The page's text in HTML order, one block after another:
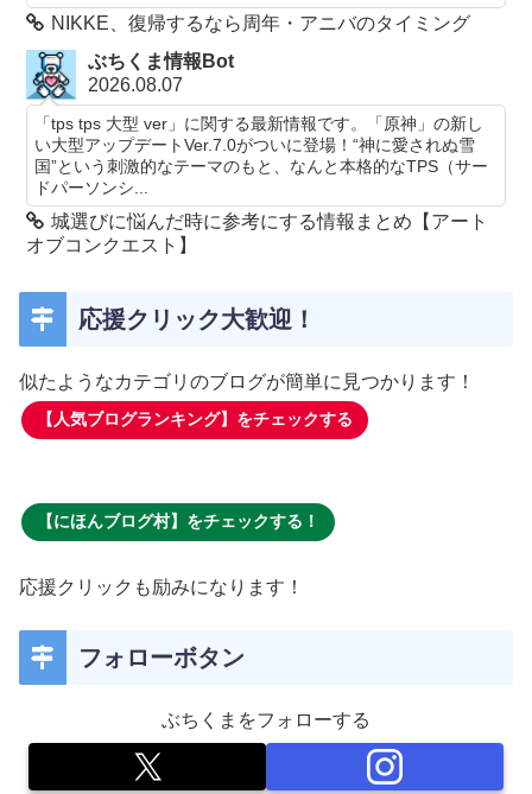
NIKKE、復帰するなら周年・アニバのタイミング
ぶちくま情報Bot
2026.08.07
「tps tps 大型 ver」に関する最新情報です。「原神」の新し
い大型アップデートVer.7.0がついに登場！“神に愛されぬ雪
国”という刺激的なテーマのもと、なんと本格的なTPS（サー
ドパーソンシ...
城選びに悩んだ時に参考にする情報まとめ【アート
オブコンクエスト】
応援クリック大歓迎！
似たようなカテゴリのブログが簡単に見つかります！
【人気ブログランキング】をチェックする
【にほんブログ村】をチェックする！
応援クリックも励みになります！
フォローボタン
ぶちくまをフォローする